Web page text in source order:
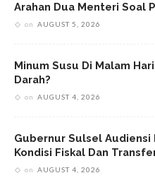
Arahan Dua Menteri Soal
on AUGUST 5, 2026
Minum Susu Di Malam
Darah?
on AUGUST 4, 2026
Gubernur Sulsel Audiensi
Kondisi Fiskal Dan
on AUGUST 4, 2026